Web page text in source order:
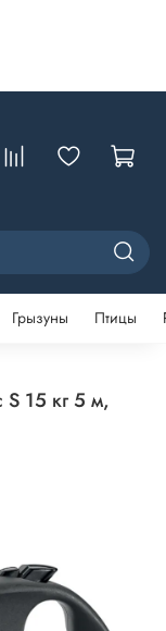
Грызуны Птицы
S 15 кг 5 м,